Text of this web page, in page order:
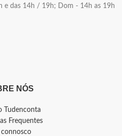
e das 14h / 19h; Dom - 14h as 19h
NÓS
Tudenconta
Frequentes
connosco